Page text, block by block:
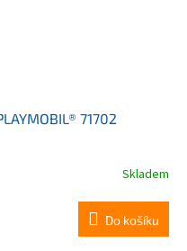
71702
Skladem
Do košíku